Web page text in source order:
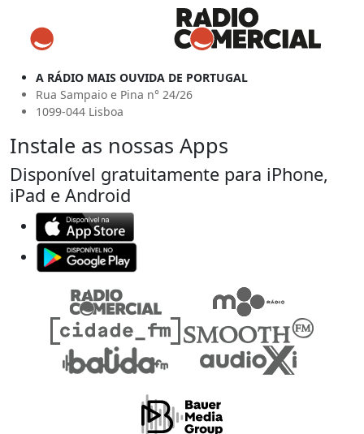
A RÁDIO MAIS OUVIDA DE PORTUGAL
Rua Sampaio e Pina n° 24/26
1099-044 Lisboa
Instale as nossas Apps
Disponível gratuitamente para iPhone,
iPad e Android